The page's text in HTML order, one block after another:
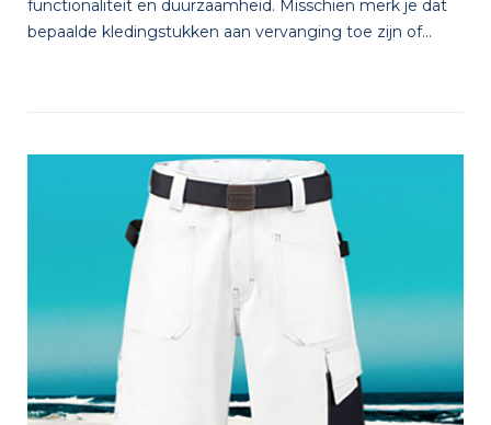
functionaliteit en duurzaamheid. Misschien merk je dat
bepaalde kledingstukken aan vervanging toe zijn of...